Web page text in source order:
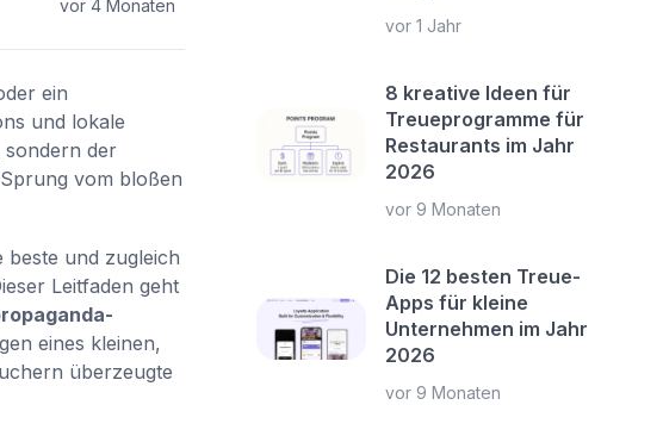
vor 4 Monaten
ein
und lokale
der
vom bloßen
und zugleich
Leitfaden geht
eines kleinen,
überzeugte
vor 1 Jahr
8 kreative Ideen für
Treueprogramme für
Restaurants im Jahr
2026
vor 9 Monaten
Die 12 besten Treue-
Apps für kleine
Unternehmen im Jahr
2026
vor 9 Monaten